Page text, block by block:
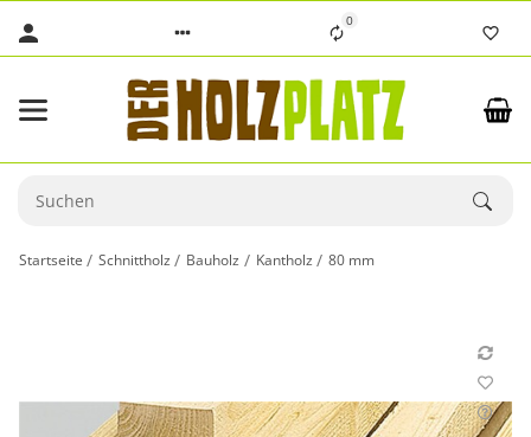
0
Startseite Schnittholz Bauholz Kantholz 80 mm